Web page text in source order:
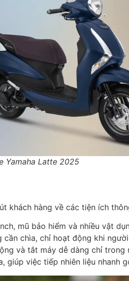
Yamaha Latte 2025
khách hàng về các tiện ích
mũ bảo hiểm và nhiều vật
chìa, chỉ hoạt động khi
và tắt máy dễ dàng chỉ trong
việc tiếp nhiên liệu nhanh